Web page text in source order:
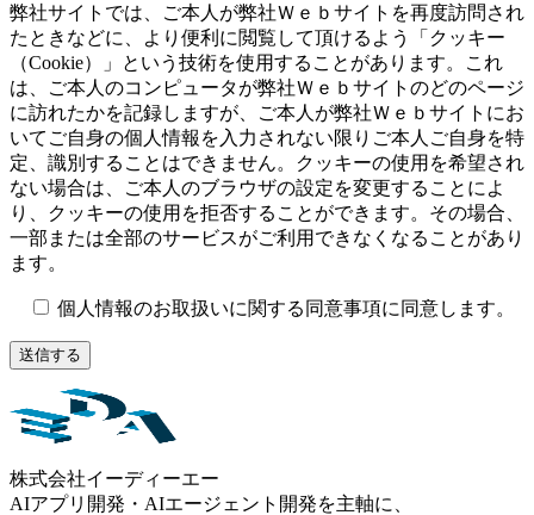
弊社サイトでは、ご本人が弊社Ｗｅｂサイトを再度訪問され
たときなどに、より便利に閲覧して頂けるよう「クッキー
（Cookie）」という技術を使用することがあります。これ
は、ご本人のコンピュータが弊社Ｗｅｂサイトのどのページ
に訪れたかを記録しますが、ご本人が弊社Ｗｅｂサイトにお
いてご自身の個人情報を入力されない限りご本人ご自身を特
定、識別することはできません。クッキーの使用を希望され
ない場合は、ご本人のブラウザの設定を変更することによ
り、クッキーの使用を拒否することができます。その場合、
一部または全部のサービスがご利用できなくなることがあり
ます。
個人情報のお取扱いに関する同意事項に同意します。
株式会社イーディーエー
AIアプリ開発・AIエージェント開発を主軸に、